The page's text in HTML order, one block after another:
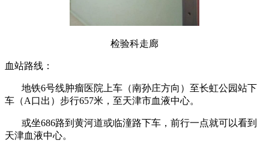
检验科走廊
血站路线：
地铁6号线肿瘤医院上车（南孙庄方向）至长虹公园站下
车（A口出）步行657米，至天津市血液中心。
或坐686路到黄河道或临潼路下车，前行一点就可以看到
天津血液中心。